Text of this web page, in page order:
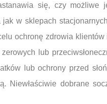
się, czy możliwe
w sklepach
ochronę zdrowia
lub
lub ochrony przed
Niewłaściwie dobrane